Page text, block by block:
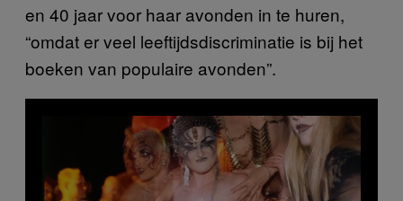
en 40 jaar voor haar avonden in te huren,
“omdat er veel leeftijdsdiscriminatie is bij het
boeken van populaire avonden”.